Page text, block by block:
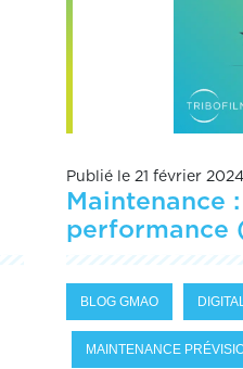
Publié le 21 février 2024
Maintenance
performance
BLOG GMAO
MAINTENANCE